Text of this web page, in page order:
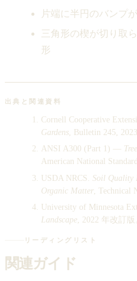
片端に半円のバンプ
三角形の楔が切り取
形
出典と関連資料
Cornell Cooperative
Gardens , Bulletin 245,
ANSI A300 (Part 1) —
American National
USDA NRCS.
Soil Quality
Organic Matter , Technical
University of Minnesota
Landscape, 2022 年改訂版
リーディングリスト
関連ガイド